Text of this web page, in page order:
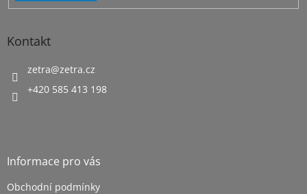
Kontakt
zetra@zetra.cz
+420 585 413 198
Informace pro vás
Obchodní podmínky